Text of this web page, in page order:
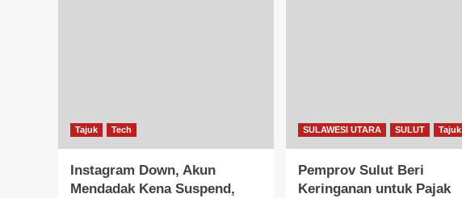
Tajuk Tech
Instagram Down, Akun
Mendadak Kena Suspend,
SULAWESI UTARA SULUT Tajuk
Pemprov Sulut Beri
Keringanan untuk Pajak